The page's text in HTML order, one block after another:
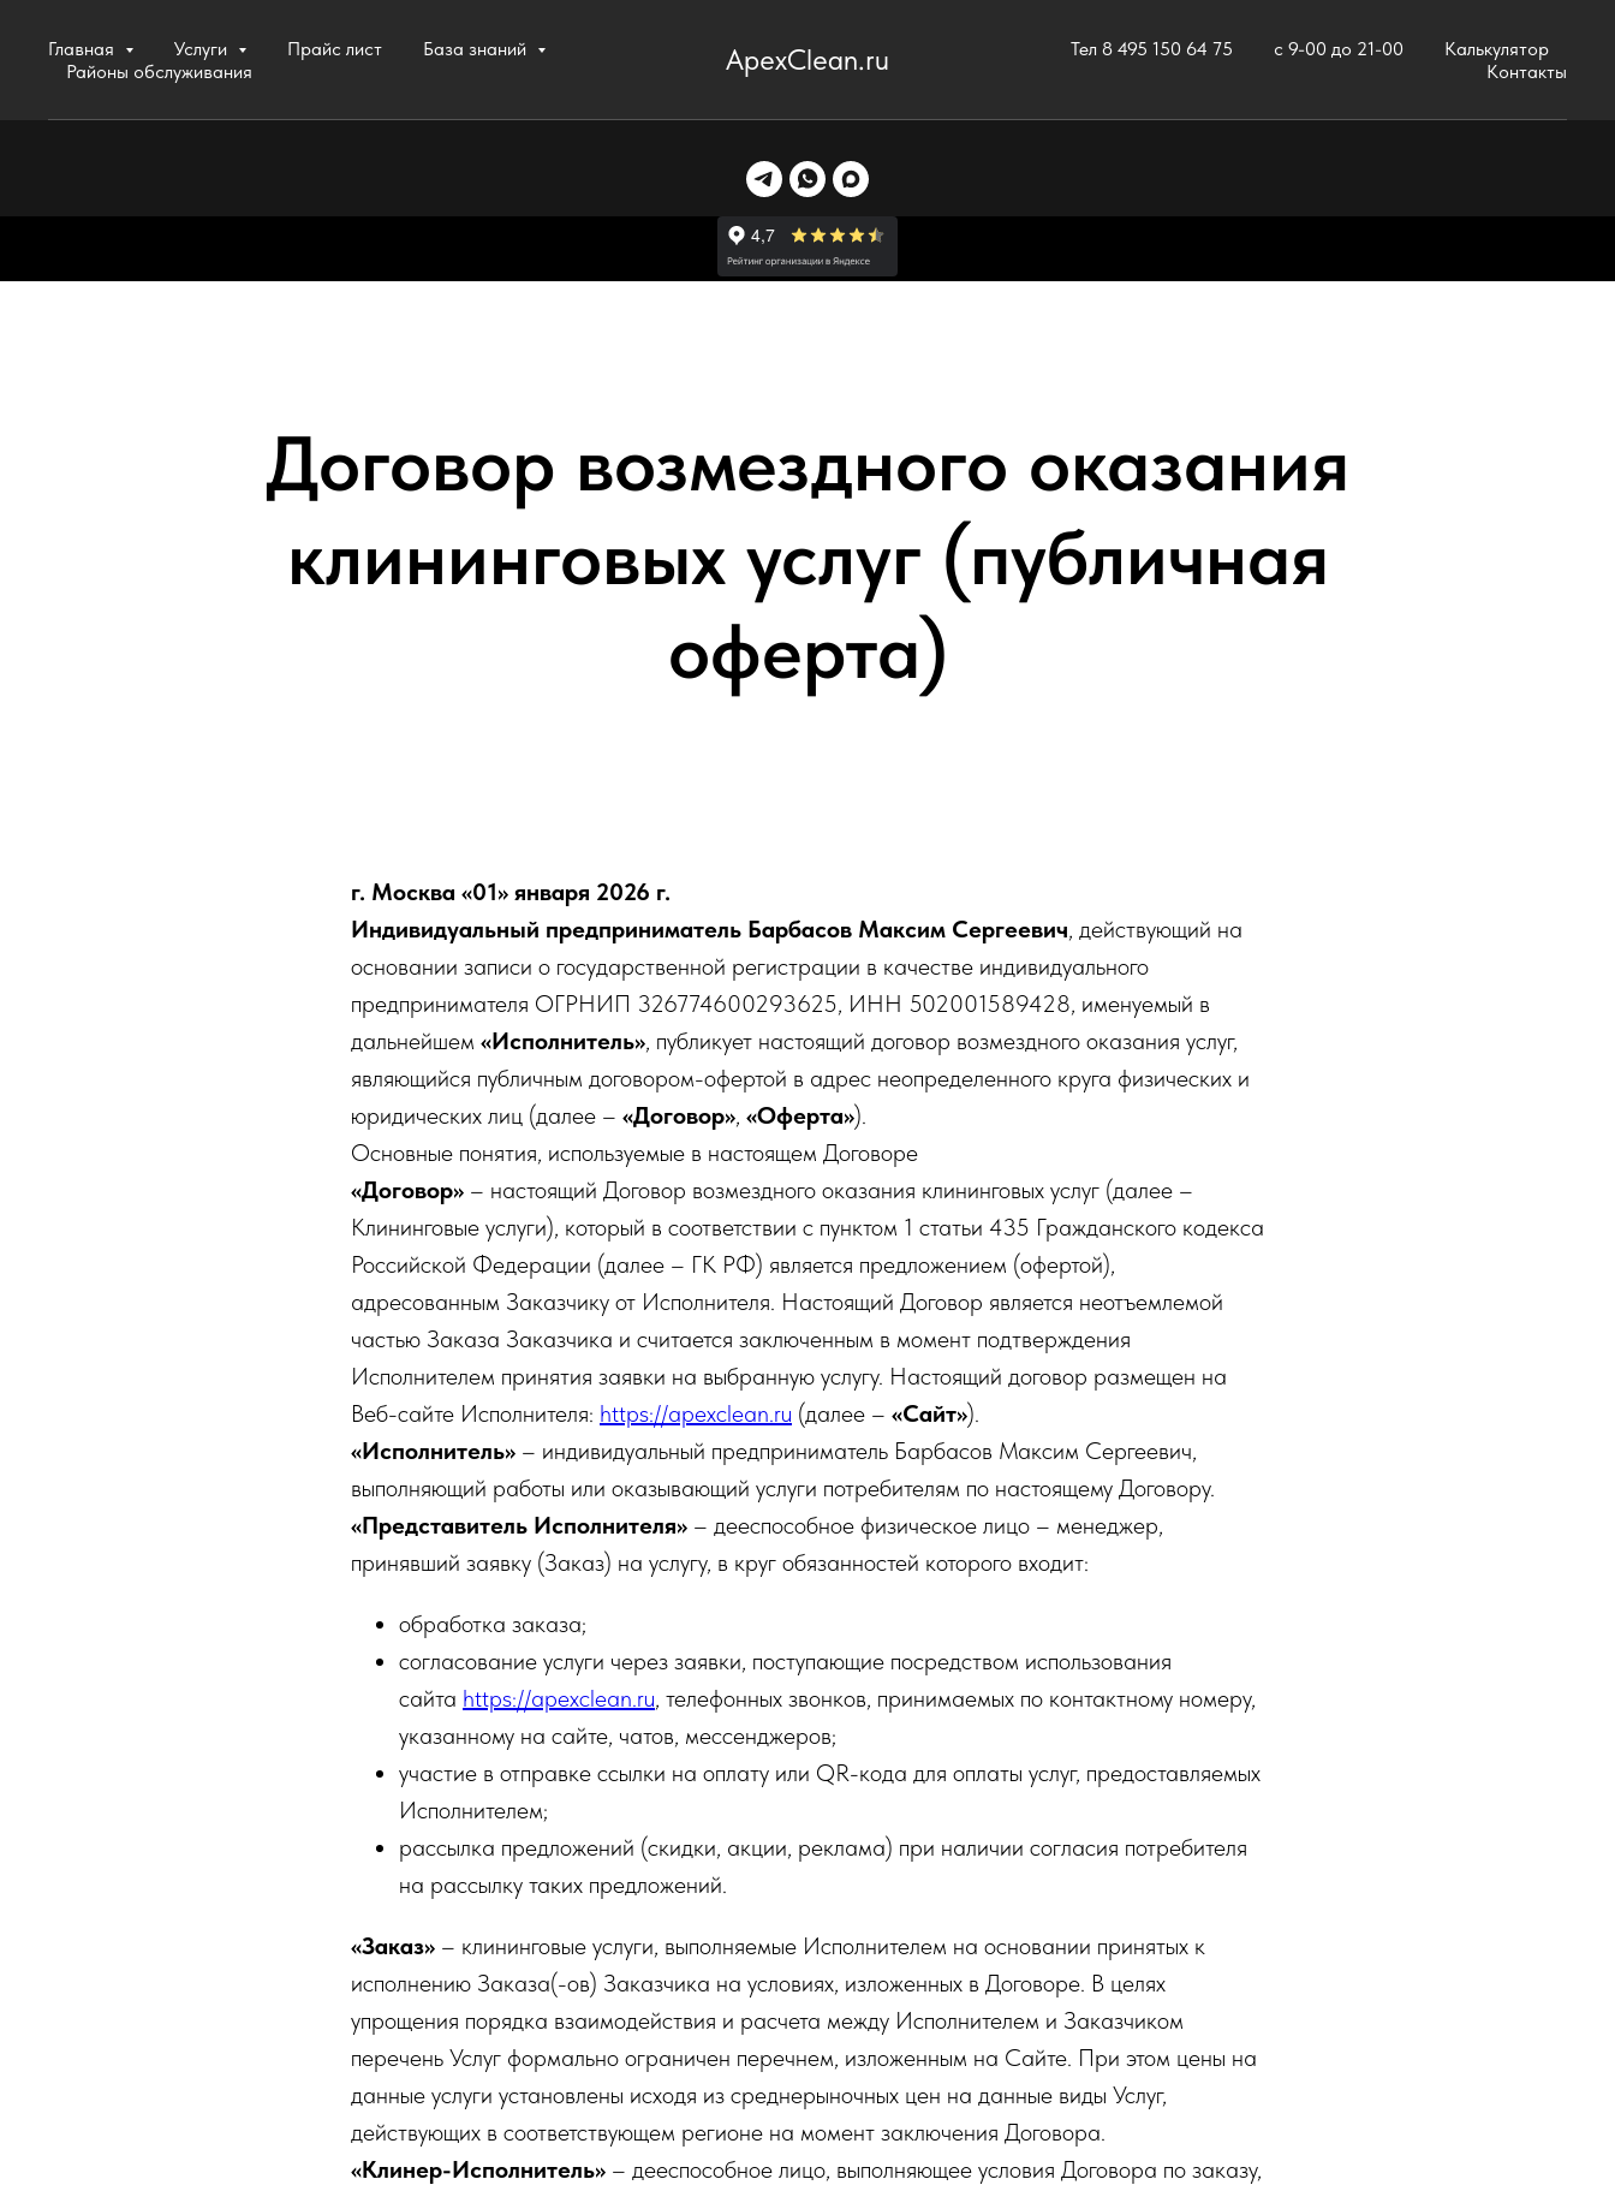
ApexClean.ru
Главная Услуги Прайс лист
База знаний
Районы обслуживания
Тел 8 495 150 64 75 с 9-00 до 21-00
Калькулятор
Контакты
Договор возмездного оказания
клининговых услуг (публичная
оферта)
г. Москва «01» января 2026 г.
Индивидуальный предприниматель Барбасов Максим Сергеевич, действующий на
основании записи о государственной регистрации в качестве индивидуального
предпринимателя ОГРНИП 326774600293625, ИНН 502001589428, именуемый в
дальнейшем «Исполнитель», публикует настоящий договор возмездного оказания услуг,
являющийся публичным договором-офертой в адрес неопределенного круга физических и
юридических лиц (далее – «Договор», «Оферта»).
Основные понятия, используемые в настоящем Договоре
«Договор» – настоящий Договор возмездного оказания клининговых услуг (далее –
Клининговые услуги), который в соответствии с пунктом 1 статьи 435 Гражданского кодекса
Российской Федерации (далее – ГК РФ) является предложением (офертой),
адресованным Заказчику от Исполнителя. Настоящий Договор является неотъемлемой
частью Заказа Заказчика и считается заключенным в момент подтверждения
Исполнителем принятия заявки на выбранную услугу. Настоящий договор размещен на
Веб-сайте Исполнителя: https://apexclean.ru (далее – «Сайт»).
«Исполнитель» – индивидуальный предприниматель Барбасов Максим Сергеевич,
выполняющий работы или оказывающий услуги потребителям по настоящему Договору.
«Представитель Исполнителя» – дееспособное физическое лицо – менеджер,
принявший заявку (Заказ) на услугу, в круг обязанностей которого входит:
обработка заказа;
согласование услуги через заявки, поступающие посредством использования
сайта https://apexclean.ru, телефонных звонков, принимаемых по контактному номеру,
указанному на сайте, чатов, мессенджеров;
участие в отправке ссылки на оплату или QR-кода для оплаты услуг, предоставляемых
Исполнителем;
рассылка предложений (скидки, акции, реклама) при наличии согласия потребителя
на рассылку таких предложений.
«Заказ» – клининговые услуги, выполняемые Исполнителем на основании принятых к
исполнению Заказа(-ов) Заказчика на условиях, изложенных в Договоре. В целях
упрощения порядка взаимодействия и расчета между Исполнителем и Заказчиком
перечень Услуг формально ограничен перечнем, изложенным на Сайте. При этом цены на
данные услуги установлены исходя из среднерыночных цен на данные виды Услуг,
действующих в соответствующем регионе на момент заключения Договора.
«Клинер-Исполнитель» – дееспособное лицо, выполняющее условия Договора по заказу,